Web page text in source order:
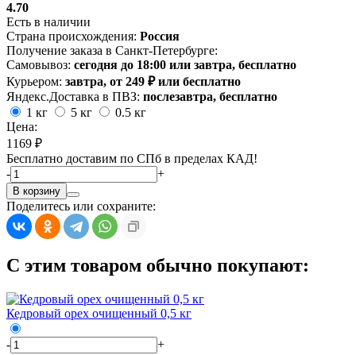
4.70
Есть в наличии
Страна происхождения: Россия
Получение заказа в Санкт-Петербурге:
Самовывоз: сегодня до 18:00 или завтра, бесплатно
Курьером: завтра, от 249 ₽ или бесплатно
Яндекс.Доставка в ПВЗ: послезавтра, бесплатно
1 кг
5 кг
0.5 кг
Цена:
1169 ₽
Бесплатно доставим по СПб в пределах КАД!
-
+
В корзину
Поделитесь или сохраните:
С этим товаром обычно покупают:
Кедровый орех очищенный 0,5 кг
-
+